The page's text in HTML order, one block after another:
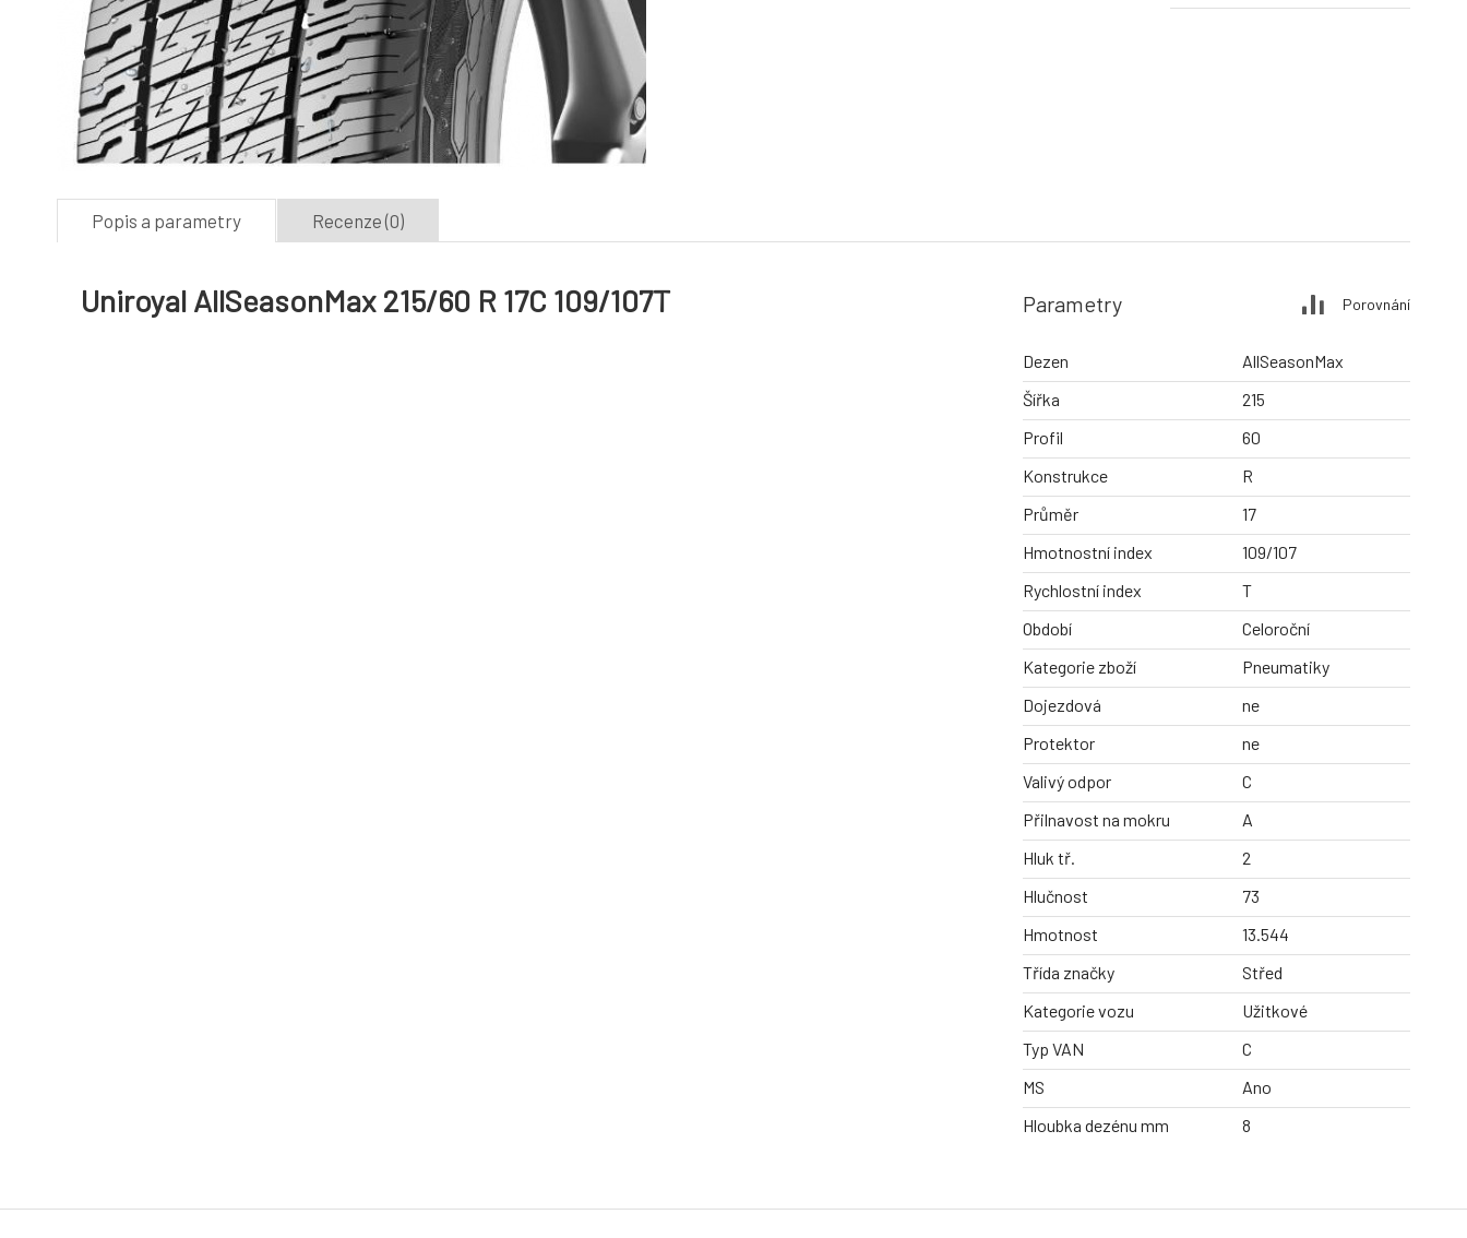
Popis a parametry Recenze (0)
Uniroyal AllSeasonMax 215/60 R 17C 109/107T Parametry Porovnání
Dezen
AllSeasonMax
Šířka
215
Profil
60
Konstrukce
R
Průměr
17
Hmotnostní index
109/107
Rychlostní index
T
Období
Celoroční
Kategorie zboží
Pneumatiky
Dojezdová
ne
Protektor
ne
Valivý odpor
C
Přilnavost na mokru
A
Hluk tř.
2
Hlučnost
73
Hmotnost
13.544
Třída značky
Střed
Kategorie vozu
Užitkové
Typ VAN
C
MS
Ano
Hloubka dezénu mm
8